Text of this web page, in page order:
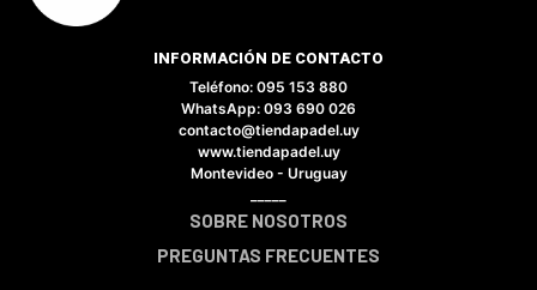
INFORMACIÓN DE CONTACTO
Teléfono: 095 153 880
WhatsApp: 093 690 026
contacto@tiendapadel.uy
www.tiendapadel.uy
Montevideo - Uruguay
SOBRE NOSOTROS
PREGUNTAS FRECUENTES
Tu carrito está vacío.
Agregá un producto y aparecerá acá